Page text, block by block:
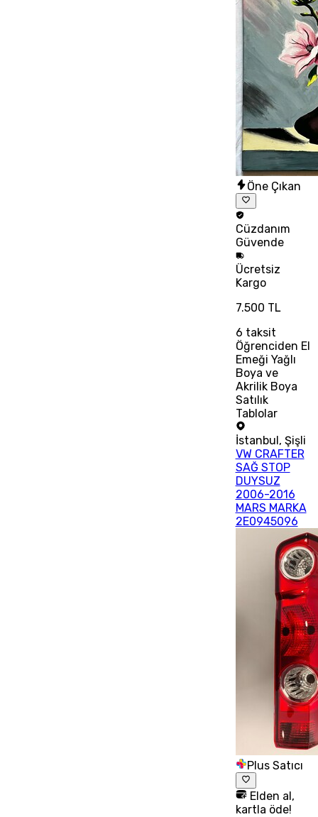
Öne Çıkan
Cüzdanım
Güvende
Ücretsiz
Kargo
7.500 TL
6 taksit
Öğrenciden El
Emeği Yağlı
Boya ve
Akrilik Boya
Satılık
Tablolar
İstanbul , Şişli
VW CRAFTER
SAĞ STOP
DUYSUZ
2006-2016
MARS MARKA
2E0945096
Plus Satıcı
Elden al,
kartla öde!